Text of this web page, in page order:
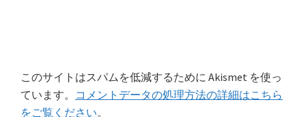
このサイトはスパムを低減するために Akismet を使っ
ています。 コメントデータの処理方法の詳細はこちら
をご覧ください。